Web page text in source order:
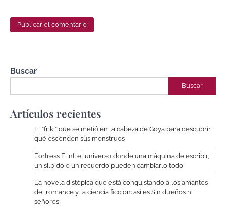
Buscar
Buscar
Artículos recientes
El “friki” que se metió en la cabeza de Goya para descubrir
qué esconden sus monstruos
Fortress Flint: el universo donde una máquina de escribir,
un silbido o un recuerdo pueden cambiarlo todo
La novela distópica que está conquistando a los amantes
del romance y la ciencia ficción: así es Sin dueños ni
señores